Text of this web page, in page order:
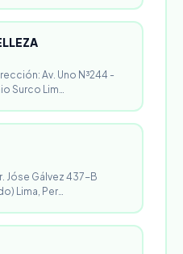
Av. Uno N³244 -
Surco Lim…
Jóse Gálvez 437-B
Lima, Per…